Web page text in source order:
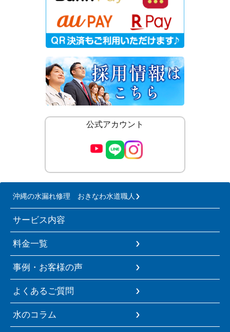
公式アカウント
沖縄の水漏れ修理 おきなわ水道職人
サービス内容
料金一覧
事例・お客様の声
よくあるご質問
水のコラム